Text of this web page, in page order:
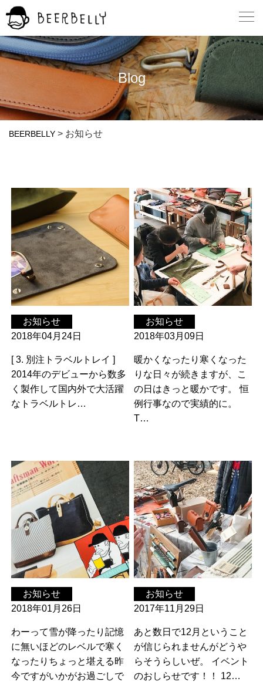
Blog
BEERBELLY > お知らせ
お知らせ
2018年04月24日
[ 3. 別注トラベルトレイ ]
2014年のデビューから数多
く製作して国内外で大活躍
なトラベルトレ…
お知らせ
2018年03月09日
暖かくなったり寒くなった
りな日々が続きますが、こ
の日はきっと暖かです。 恒
例行事なので実績的に。
T…
お知らせ
2018年01月26日
わーって雪が降ったり記憶
に無いほどのレベルで寒く
なったりちょっと堪える昨
今ですがいかがお過ごしで
お知らせ
2017年11月29日
あと数日で12月ということ
が信じられませんがどうや
らそうらしいぜ。 イベント
のおしらせです！！ 12…